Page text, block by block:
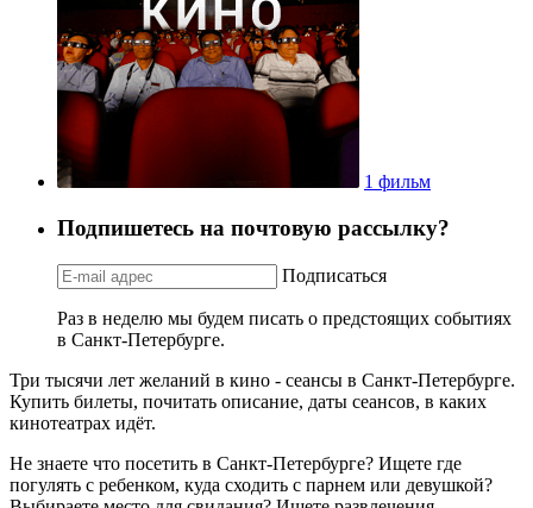
1 фильм
Подпишетесь на почтовую рассылку?
Подписаться
Раз в неделю мы будем писать о предстоящих событиях
в Санкт-Петербурге.
Три тысячи лет желаний в кино - сеансы в Санкт-Петербурге.
Купить билеты, почитать описание, даты сеансов, в каких
кинотеатрах идёт.
Не знаете что посетить в Санкт-Петербурге? Ищете где
погулять с ребенком, куда сходить с парнем или девушкой?